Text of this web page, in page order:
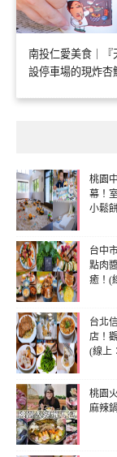
南投仁愛美食｜『
設停車場的現炸杏
桃園
幕！
小鬆
台中
點肉
癒！(
台北
店！
(線上
桃園
麻辣